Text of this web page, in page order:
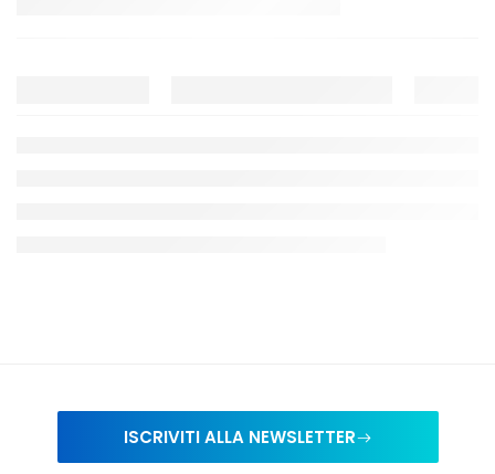
ISCRIVITI ALLA NEWSLETTER